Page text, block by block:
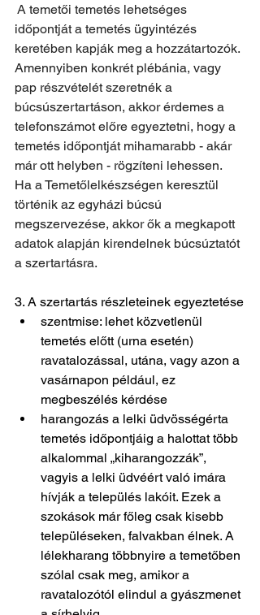
A temetői temetés lehetséges
időpontját a temetés ügyintézés
keretében kapják meg a hozzátartozók.
Amennyiben konkrét plébánia, vagy
pap részvételét szeretnék a
búcsúszertartáson, akkor érdemes a
telefonszámot előre egyeztetni, hogy a
temetés időpontját mihamarabb - akár
már ott helyben - rögzíteni lehessen.
Ha a Temetőlelkészségen keresztül
történik az egyházi búcsú
megszervezése, akkor ők a megkapott
adatok alapján kirendelnek búcsúztatót
a szertartásra.
3. A szertartás részleteinek egyeztetése
szentmise: lehet közvetlenül
temetés előtt (urna esetén)
ravatalozással, utána, vagy azon a
vasárnapon például, ez
megbeszélés kérdése
harangozás a lelki üdvösségérta
temetés időpontjáig a halottat több
alkalommal „kiharangozzák”,
vagyis a lelki üdvéért való imára
hívják a település lakóit. Ezek a
szokások már főleg csak kisebb
településeken, falvakban élnek. A
lélekharang többnyire a temetőben
szólal csak meg, amikor a
ravatalozótól elindul a gyászmenet